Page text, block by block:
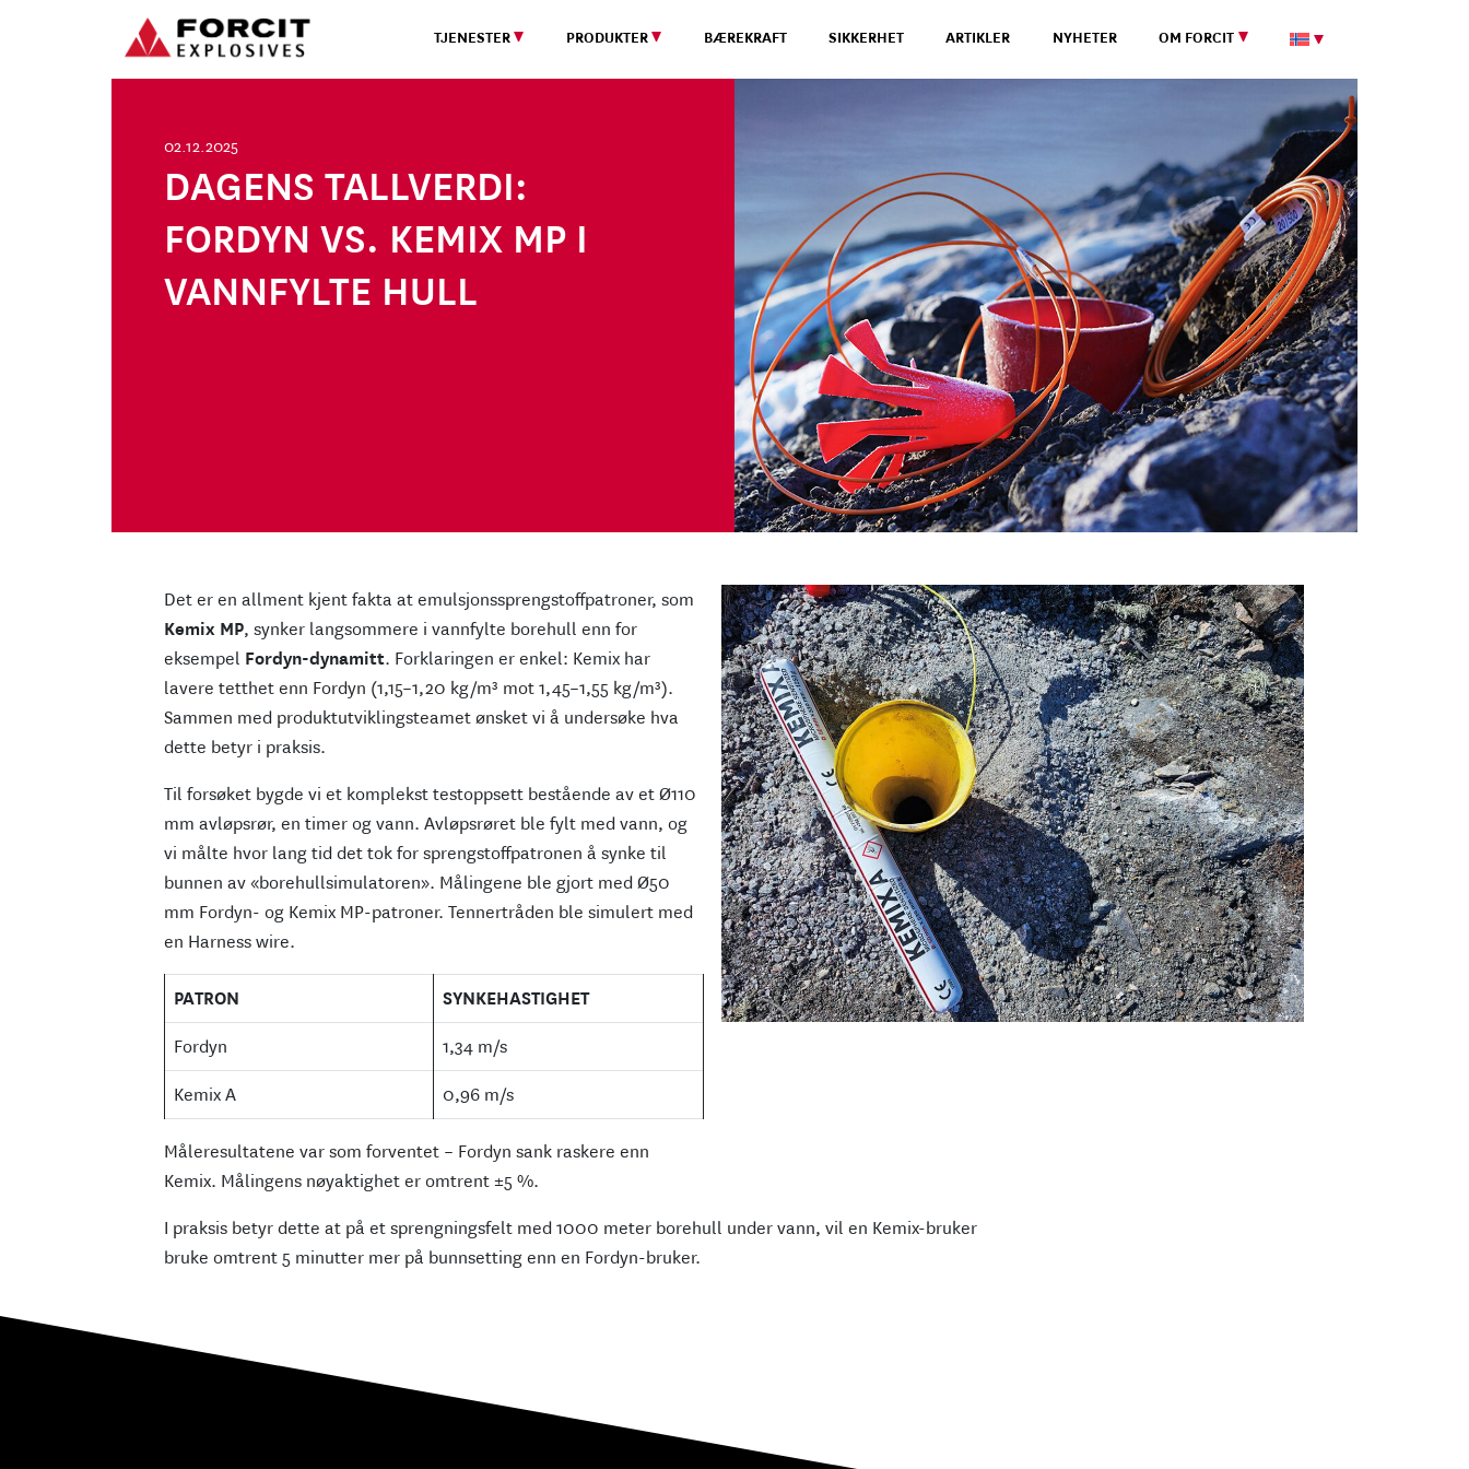
Hovednavigasjon TJENESTER PRODUKTER BÆREKRAFT SIKKERHET ARTIKLER NYHETER OM FORCIT
02.12.2025
DAGENS TALLVERDI:
FORDYN VS. KEMIX MP I
VANNFYLTE HULL
Det er en allment kjent fakta at emulsjonssprengstoffpatroner, som
Kemix MP, synker langsommere i vannfylte borehull enn for
eksempel Fordyn-dynamitt. Forklaringen er enkel: Kemix har
lavere tetthet enn Fordyn (1,15–1,20 kg/m³ mot 1,45–1,55 kg/m³).
Sammen med produktutviklingsteamet ønsket vi å undersøke hva
dette betyr i praksis.
Til forsøket bygde vi et komplekst testoppsett bestående av et Ø110
mm avløpsrør, en timerog vann. Avløpsrøret ble fylt med vann, og
vi målte hvor lang tid det tok for sprengstoffpatronen å synke til
bunnen av «borehullsimulatoren». Målingene ble gjort med Ø50
mm Fordyn- og Kemix MP-patroner. Tennertråden ble simulert med
en Harness wire.
PATRON SYNKEHASTIGHET
Fordyn 1,34 m/s
Kemix A 0,96 m/s
Måleresultatene var som forventet – Fordyn sank raskere enn
Kemix. Målingens nøyaktighet er omtrent ±5 %.
I praksis betyr dette at på et sprengningsfelt med 1000 meter borehull under vann, vil en Kemix-bruker
bruke omtrent 5 minutter mer på bunnsetting enn en Fordyn-bruker.